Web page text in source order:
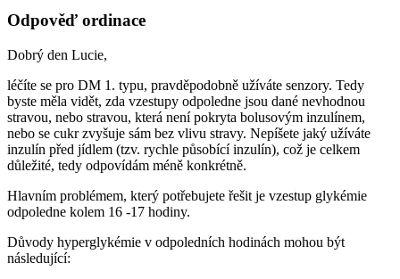
Odpověď ordinace
Dobrý den Lucie,
léčíte se pro DM 1. typu, pravděpodobně užíváte senzory. Tedy
byste měla vidět, zda vzestupy odpoledne jsou dané nevhodnou
stravou, nebo stravou, která není pokryta bolusovým inzulínem,
nebo se cukr zvyšuje sám bez vlivu stravy. Nepíšete jaký užíváte
inzulín před jídlem (tzv. rychle působící inzulín), což je celkem
důležité, tedy odpovídám méně konkrétně.
Hlavním problémem, který potřebujete řešit je vzestup glykémie
odpoledne kolem 16 -17 hodiny.
Důvody hyperglykémie v odpoledních hodinách mohou být
následující: